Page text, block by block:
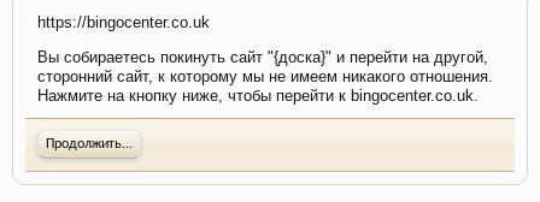
https://bingocenter.co.uk
Вы собираетесь покинуть сайт "{доска}" и перейти на другой,
сторонний сайт, к которому мы не имеем никакого отношения.
Нажмите на кнопку ниже, чтобы перейти к bingocenter.co.uk.
Продолжить...